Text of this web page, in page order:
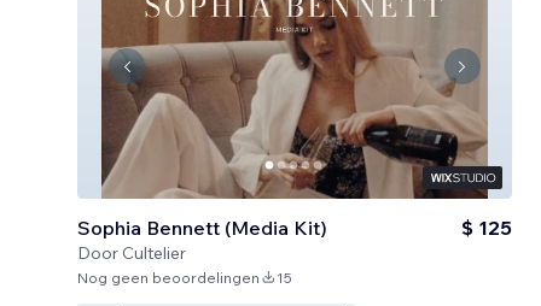
Sophia Bennett (Media Kit)
Door Cultelier
$ 125
Nog geen beoordelingen 15